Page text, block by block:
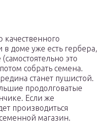
в доме уже есть гербера,
это
собрать семена.
станет пушистой.
продолговатые
Если же
производиться
магазин.